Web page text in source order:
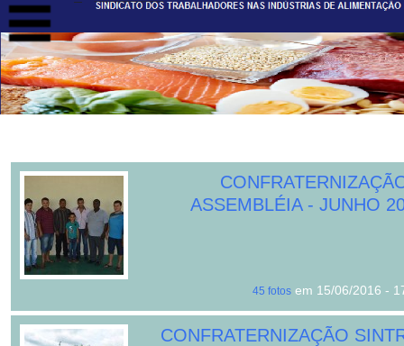
ASSEMBLÉIA - JUNHO
45 fotos em 15/06/2016 -
CONFRATERNIZAÇÃO